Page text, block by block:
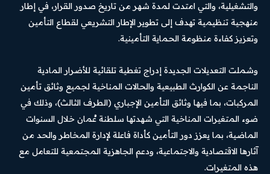
والتشغيلية، والتي امتدت لمدة شهر من تاريخ صدور القرار، في إطار
منهجية تنظيمية تهدف إلى تطوير الإطار التشريعي لقطاع التأمين
وتعزيز كفاءة منظومة الحماية التأمينية.
وشملت التعديلات الجديدة إدراج تغطية تلقائية للأضرار المادية
الناجمة عن الكوارث الطبيعية والحالات المناخية لجميع وثائق تأمين
المركبات، بما فيها وثائق التأمين الإجباري (الطرف الثالث)، وذلك في
ضوء المتغيرات المناخية التي شهدتها سلطنة عُمان خلال السنوات
الماضية، بما يعزز دور التأمين كأداة فاعلة لإدارة المخاطر والحد من
آثارها الاقتصادية والاجتماعية، ودعم الجاهزية المجتمعية للتعامل مع
هذه المتغيرات.